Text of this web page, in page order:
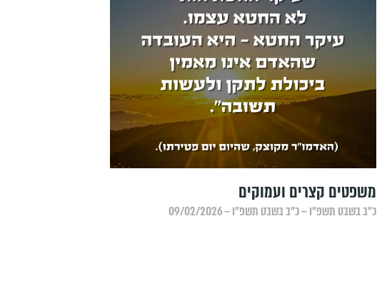
משפטים קצרים ועמוקים
כ״ב בשבט תשפ״ו – כ״ב בשבט תשפ״ו – 09/02/2026